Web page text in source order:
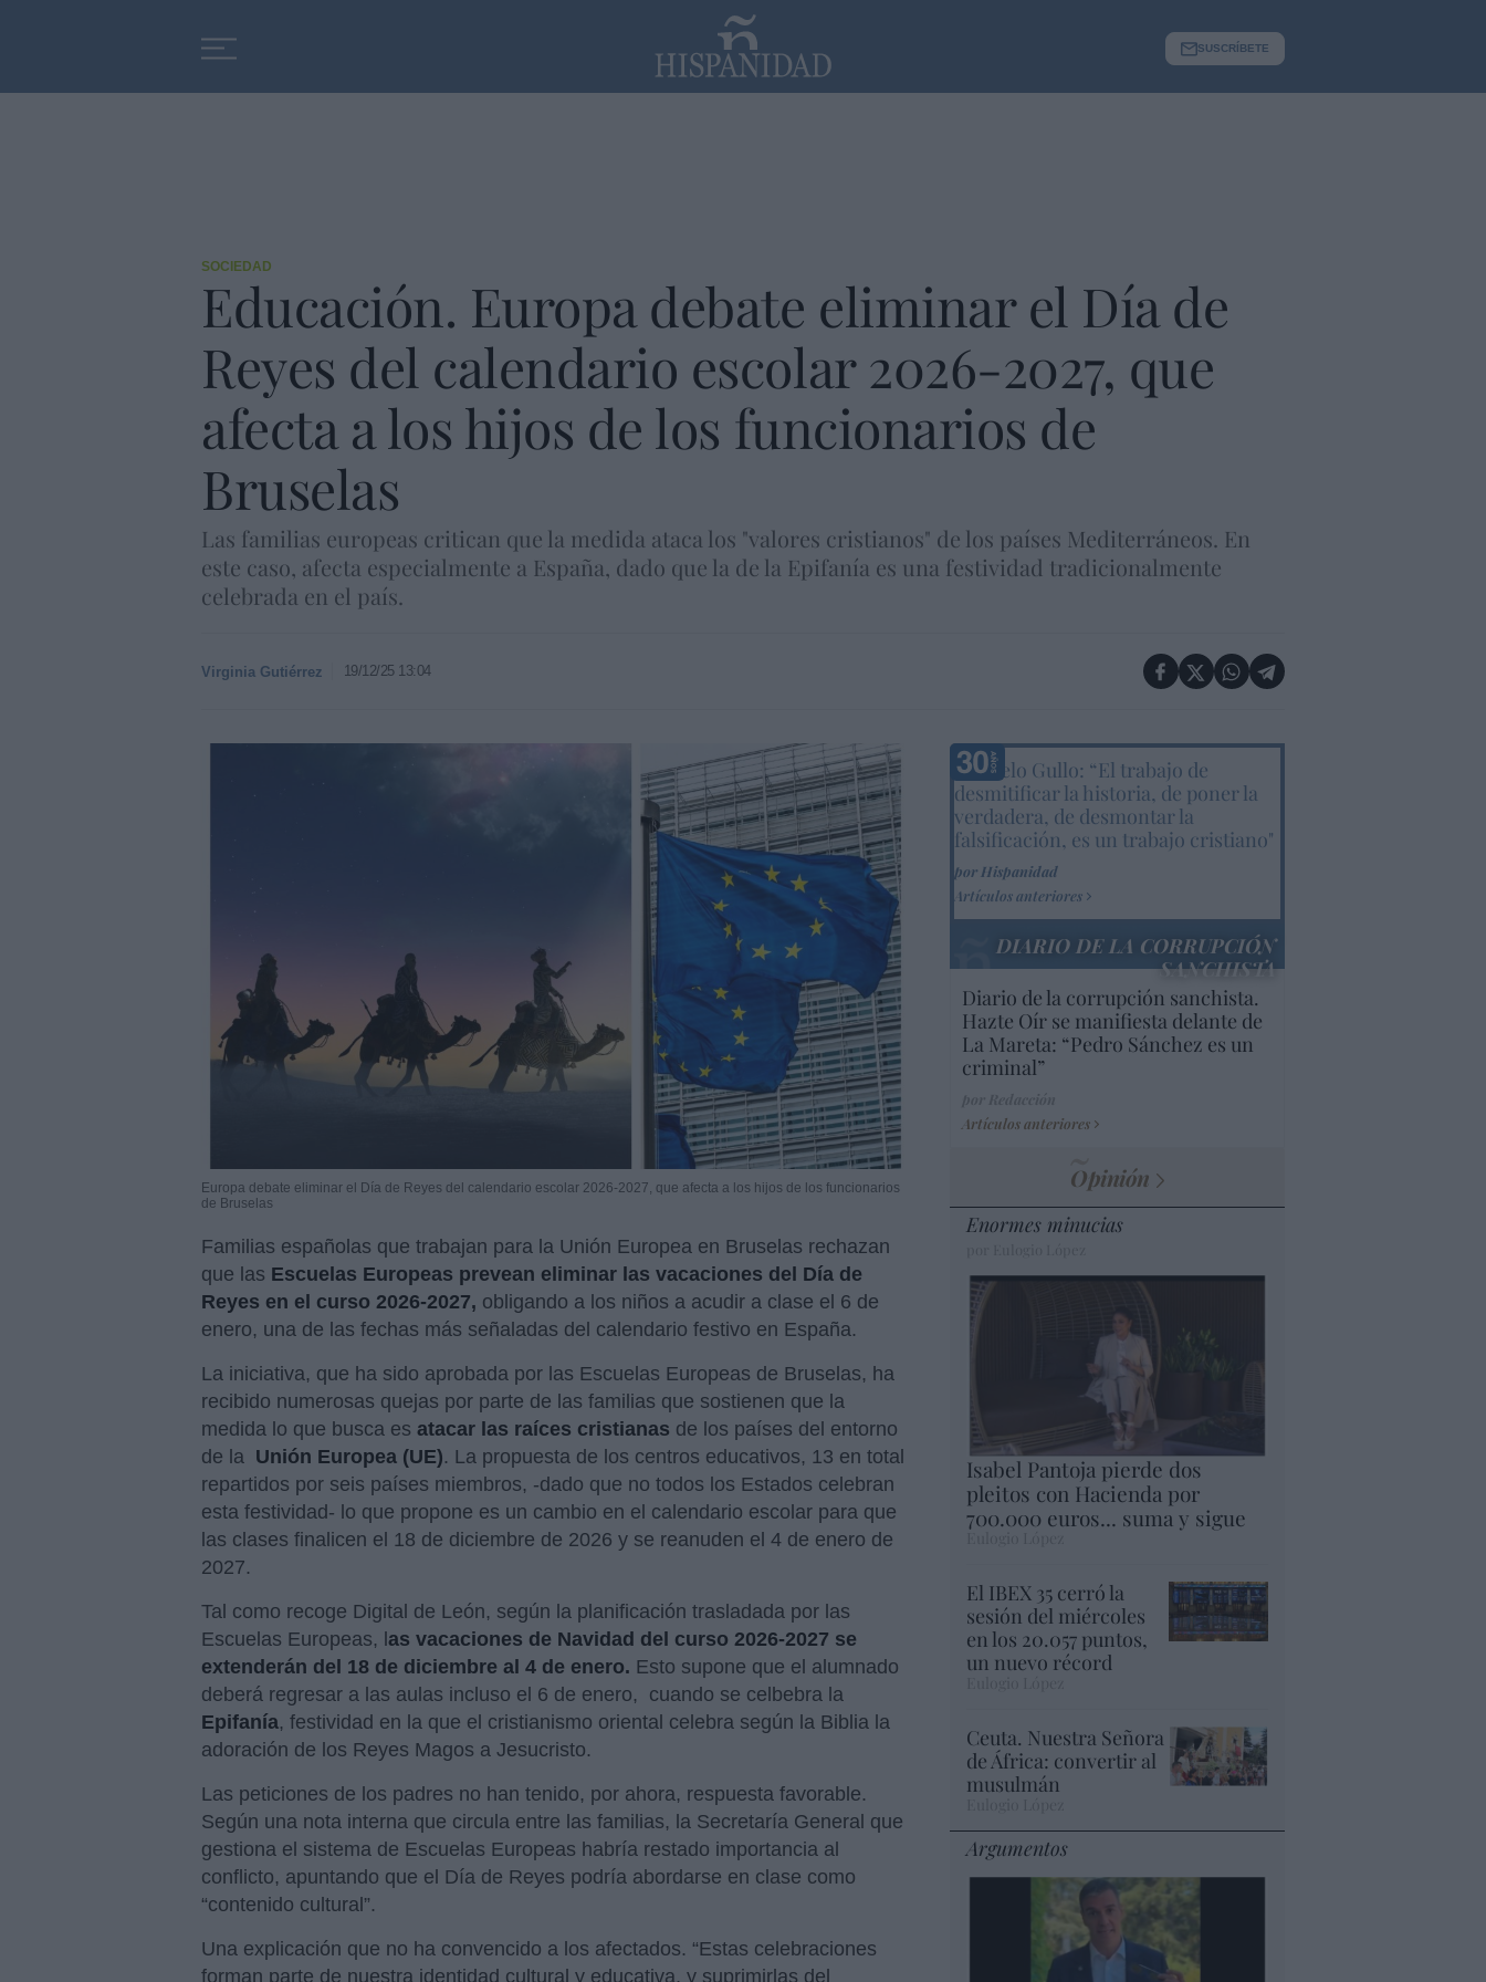
SUSCRÍBETE
SOCIEDAD
Educación. Europa debate eliminar el Día de
Reyes del calendario escolar 2026-2027, que
afecta a los hijos de los funcionarios de
Bruselas
Las familias europeas critican que la medida ataca los "valores cristianos" de los países Mediterráneos. En
este caso, afecta especialmente a España, dado que la de la Epifanía es una festividad tradicionalmente
celebrada en el país.
Virginia Gutiérrez 19/12/25 13:04
Europa debate eliminar el Día de Reyes del calendario escolar 2026-2027, que afecta a los hijos de los funcionarios
de Bruselas
Familias españolas que trabajan para la Unión Europea en Bruselas rechazan
que las Escuelas Europeas prevean eliminar las vacaciones del Día de
Reyes en el curso 2026-2027, obligando a los niños a acudir a clase el 6 de
enero, una de las fechas más señaladas del calendario festivo en España.
La iniciativa, que ha sido aprobada por las Escuelas Europeas de Bruselas, ha
recibido numerosas quejas por parte de las familias que sostienen que la
medida lo que busca es atacar las raíces cristianas de los países del entorno
de la Unión Europea (UE). La propuesta de los centros educativos, 13 en total
repartidos por seis países miembros, -dado que no todos los Estados celebran
esta festividad- lo que propone es un cambio en el calendario escolar para que
las clases finalicen el 18 de diciembre de 2026 y se reanuden el 4 de enero de
2027.
Tal como recoge Digital de León, según la planificación trasladada por las
Escuelas Europeas, las vacaciones de Navidad del curso 2026-2027 se
extenderán del 18 de diciembre al 4 de enero. Esto supone que el alumnado
deberá regresar a las aulas incluso el 6 de enero, cuando se celbebra la
Epifanía, festividad en la que el cristianismo oriental celebra según la Biblia la
adoración de los Reyes Magos a Jesucristo.
Las peticiones de los padres no han tenido, por ahora, respuesta favorable.
Según una nota interna que circula entre las familias, la Secretaría General que
gestiona el sistema de Escuelas Europeas habría restado importancia al
conflicto, apuntando que el Día de Reyes podría abordarse en clase como
“contenido cultural”.
Una explicación que no ha convencido a los afectados. “Estas celebraciones
forman parte de nuestra identidad cultural y educativa, y suprimirlas del
Marcelo Gullo: “El trabajo de
desmitificar la historia, de poner la
verdadera, de desmontar la
falsificación, es un trabajo cristiano"
por Hispanidad
Artículos anteriores
DIARIO DE LA CORRUPCIÓN
SANCHISTA
Diario de la corrupción sanchista.
Hazte Oír se manifiesta delante de
La Mareta: “Pedro Sánchez es un
criminal”
Artículos anteriores
Opinión
Enormes minucias
Isabel Pantoja pierde dos
pleitos con Hacienda por
700.000 euros... suma y sigue
El IBEX 35 cerró la
sesión del miércoles
en los 20.057 puntos,
un nuevo récord
Ceuta. Nuestra Señora
de África: convertir al
musulmán
Argumentos